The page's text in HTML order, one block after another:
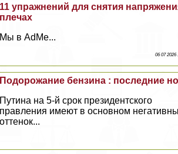
11 упражнений для снятия
плечах
Мы в AdMe...
06 07 2026
Подорожание бензина : последние
Путина на 5-й срок президентского
правления имеют в основном
оттенок...